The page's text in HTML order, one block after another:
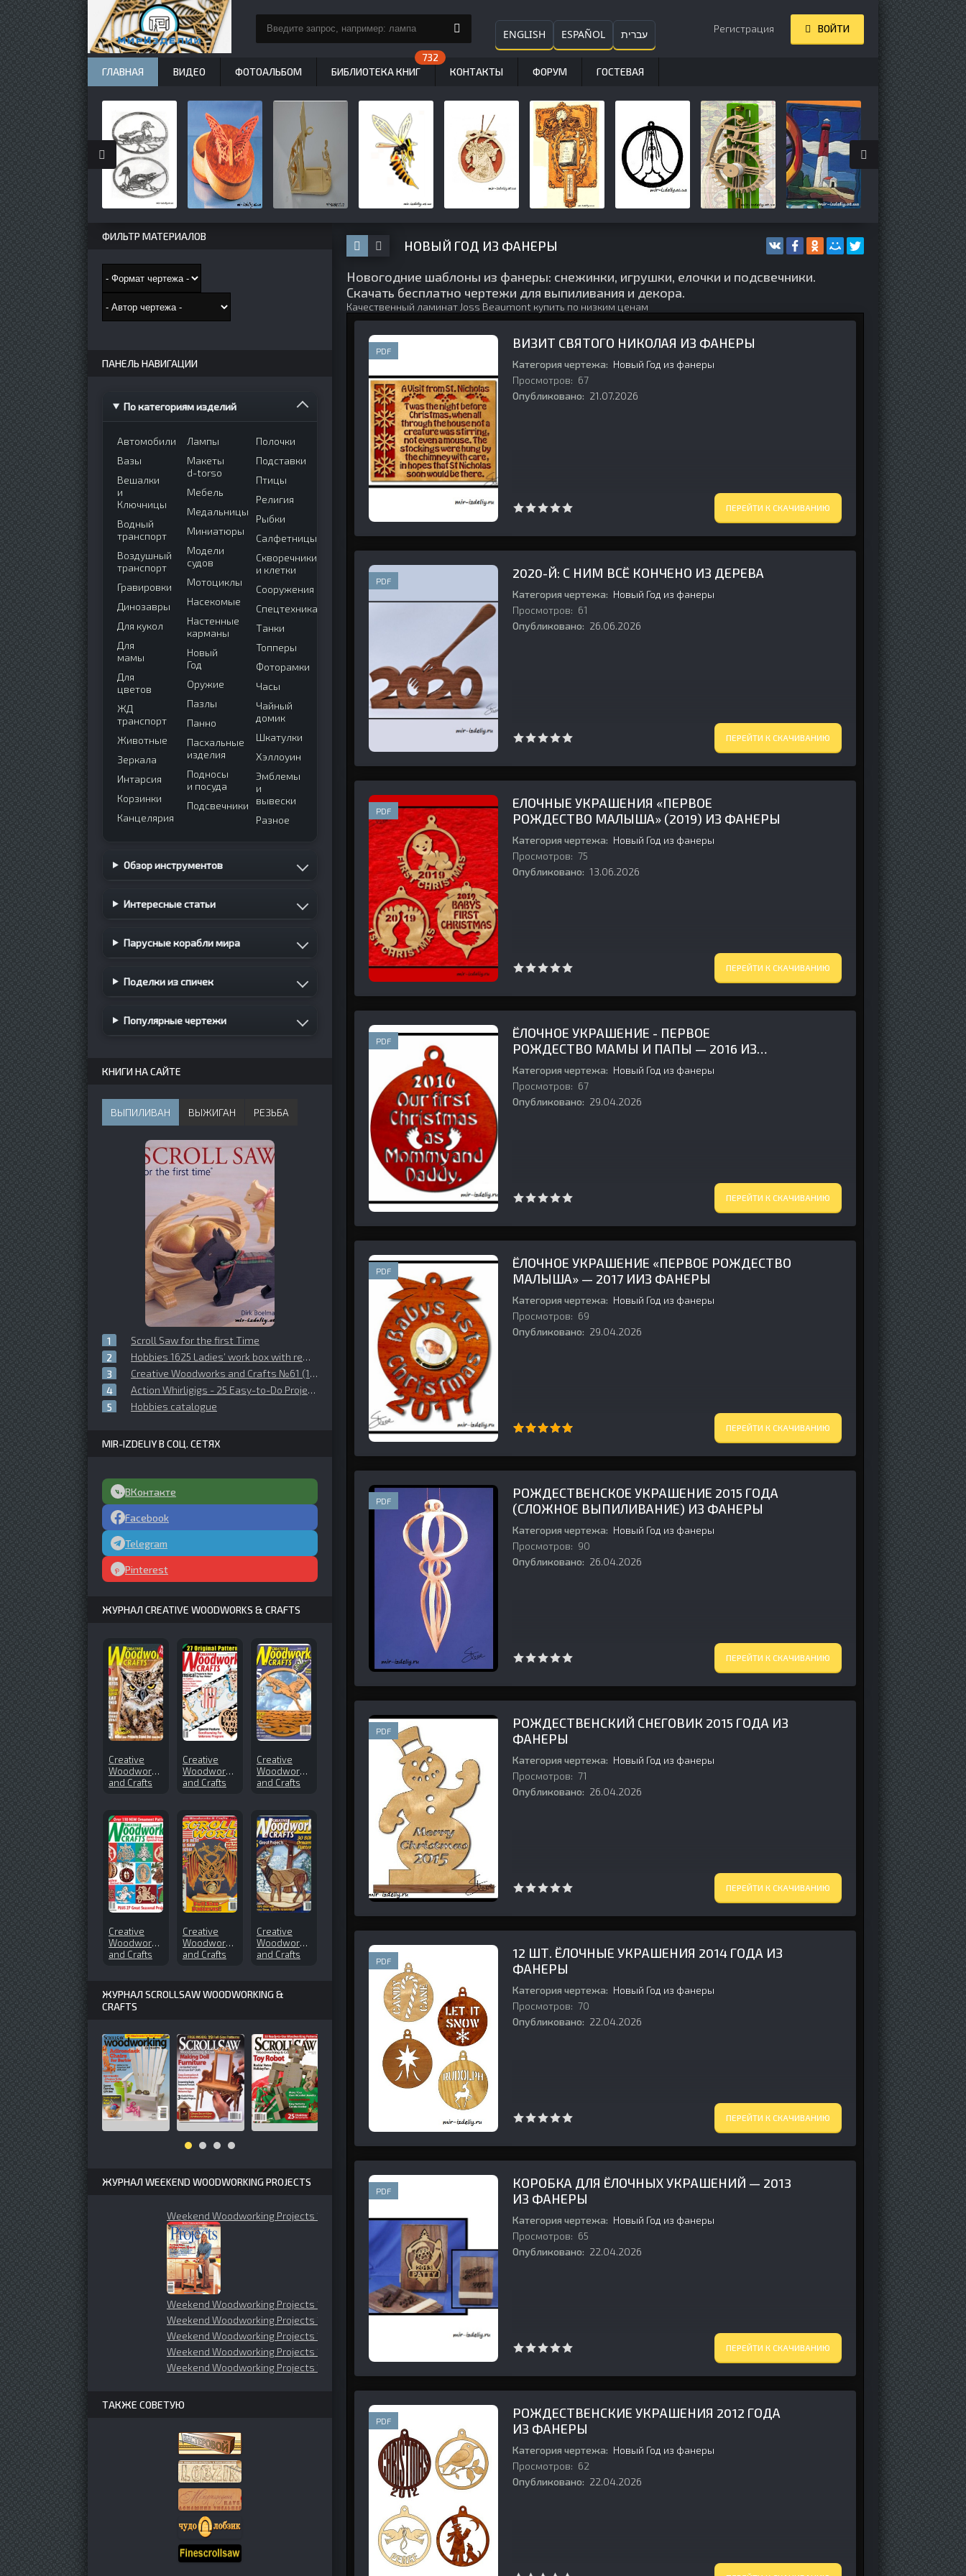
НОВЫЙ ГОД ИЗ ФАНЕРЫ
Новогодние шаблоны из фанеры: снежинки, игрушки, елочки и подсвечники.
Скачать бесплатно чертежи для выпиливания и декора.
Качественный ламинат Joss Beaumont купить по низким ценам
PDF ВИЗИТ СВЯТОГО НИКОЛАЯ ИЗ ФАНЕРЫ
Категория чертежа: Новый Год из фанеры
Просмотров: 67
Опубликовано: 21.07.2026
ПЕРЕЙТИ К СКАЧИВАНИЮ
PDF 2020-Й: С НИМ ВСЁ КОНЧЕНО ИЗ ДЕРЕВА
Категория чертежа: Новый Год из фанеры
Просмотров: 61
Опубликовано: 26.06.2026
ПЕРЕЙТИ К СКАЧИВАНИЮ
PDF
ЕЛОЧНЫЕ УКРАШЕНИЯ «ПЕРВОЕ
РОЖДЕСТВО МАЛЫША» (2019) ИЗ ФАНЕРЫ
Категория чертежа: Новый Год из фанеры
Просмотров: 75
Опубликовано: 13.06.2026
ПЕРЕЙТИ К СКАЧИВАНИЮ
PDF
ЁЛОЧНОЕ УКРАШЕНИЕ - ПЕРВОЕ
РОЖДЕСТВО МАМЫ И ПАПЫ — 2016 ИЗ
ФАНЕРЫ
Категория чертежа: Новый Год из фанеры
Просмотров: 67
Опубликовано: 29.04.2026
ПЕРЕЙТИ К СКАЧИВАНИЮ
PDF
ЁЛОЧНОЕ УКРАШЕНИЕ «ПЕРВОЕ РОЖДЕСТВО
МАЛЫША» — 2017 ИИЗ ФАНЕРЫ
Категория чертежа: Новый Год из фанеры
Просмотров: 69
Опубликовано: 29.04.2026
ПЕРЕЙТИ К СКАЧИВАНИЮ
PDF
РОЖДЕСТВЕНСКОЕ УКРАШЕНИЕ 2015 ГОДА
(СЛОЖНОЕ ВЫПИЛИВАНИЕ) ИЗ ФАНЕРЫ
Категория чертежа: Новый Год из фанеры
Просмотров: 90
Опубликовано: 26.04.2026
ПЕРЕЙТИ К СКАЧИВАНИЮ
PDF
РОЖДЕСТВЕНСКИЙ СНЕГОВИК 2015 ГОДА ИЗ
ФАНЕРЫ
Категория чертежа: Новый Год из фанеры
Просмотров: 71
Опубликовано: 26.04.2026
ПЕРЕЙТИ К СКАЧИВАНИЮ
PDF
12 ШТ. ЁЛОЧНЫЕ УКРАШЕНИЯ 2014 ГОДА ИЗ
ФАНЕРЫ
Категория чертежа: Новый Год из фанеры
Просмотров: 70
Опубликовано: 22.04.2026
ПЕРЕЙТИ К СКАЧИВАНИЮ
PDF
КОРОБКА ДЛЯ ЁЛОЧНЫХ УКРАШЕНИЙ — 2013
ИЗ ФАНЕРЫ
Категория чертежа: Новый Год из фанеры
Просмотров: 65
Опубликовано: 22.04.2026
ПЕРЕЙТИ К СКАЧИВАНИЮ
PDF
РОЖДЕСТВЕНСКИЕ УКРАШЕНИЯ 2012 ГОДА
ИЗ ФАНЕРЫ
Категория чертежа: Новый Год из фанеры
Просмотров: 62
Опубликовано: 22.04.2026
ФИЛЬТР МАТЕРИАЛОВ
ПАНЕЛЬ НАВИГАЦИИ
По категориям изделий
Автомобили
Вазы
Вешалки
и
Ключницы
Водный
транспорт
Воздушный
транспорт
Гравировки
Динозавры
Для кукол
Для
мамы
Для
цветов
ЖД
транспорт
Животные
Зеркала
Интарсия
Корзинки
Канцелярия
Лампы
Макеты
d-torso
Мебель
Медальницы
Миниатюры
Модели
судов
Мотоциклы
Насекомые
Настенные
карманы
Новый
Год
Оружие
Пазлы
Панно
Пасхальные
изделия
Подносы
и посуда
Подсвечники
Полочки
Подставки
Птицы
Религия
Рыбки
Салфетницы
Скворечники
и клетки
Сооружения
Спецтехника
Танки
Топперы
Фоторамки
Часы
Чайный
домик
Шкатулки
Хэллоуин
Эмблемы
и
вывески
Разное
Обзор инструментов
Интересные статьи
Парусные корабли мира
Поделки из спичек
Популярные чертежи
КНИГИ НА САЙТЕ
ВЫПИЛИВАН ВЫЖИГАН РЕЗЬБА
Scroll Saw for the first Time
Hobbies 1625 Ladies’ work box with removable tray
Creative Woodworks and Crafts №61 (1999-01)
Action Whirligigs - 25 Easy-to-Do Projects
Hobbies catalogue
MIR-IZDELIY В СОЦ. СЕТЯХ
ВКонтакте
Facebook
Telegram
Pinterest
ЖУРНАЛ CREATIVE WOODWORKS & CRAFTS
Creative
Woodworks
and Crafts
Creative
Woodworks
and Crafts
Creative
Woodworks
and Crafts
Creative
Woodworks
and Crafts
Creative
Woodworks
and Crafts
Creative
Woodworks
and Crafts
ЖУРНАЛ SCROLLSAW WOODWORKING &
CRAFTS
ЖУРНАЛ WEEKEND WOODWORKING PROJECTS
Weekend Woodworking Projects 1994 №02 (38) March
Weekend Woodworking Projects 1992 №01 (25) January
Weekend Woodworking Projects 1991 №04 (22) July
Weekend Woodworking Projects 1990 №02 (14)
Weekend Woodworking Projects 1991 №02 (20) March
Weekend Woodworking Projects 1988 №05 September
ТАКЖЕ СОВЕТУЮ
ENGLISH ESPAÑOL עברית Регистрация ВОЙТИ
ГЛАВНАЯ ВИДЕО ФОТОАЛЬБОМ БИБЛИОТЕКА КНИГ КОНТАКТЫ ФОРУМ ГОСТЕВАЯ